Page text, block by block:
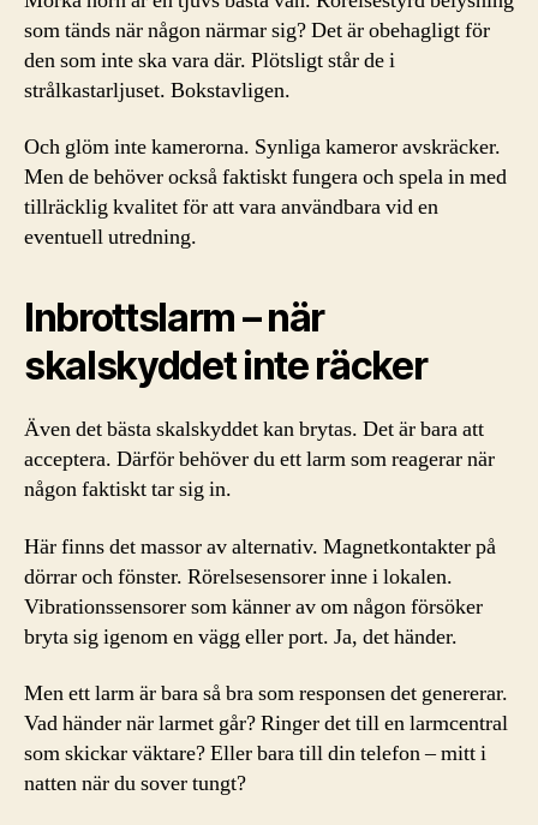
som tänds när någon närmar sig? Det är obehagligt för
den som inte ska vara där. Plötsligt står de i
strålkastarljuset. Bokstavligen.
Och glöm inte kamerorna. Synliga kameror avskräcker.
Men de behöver också faktiskt fungera och spela in med
tillräcklig kvalitet för att vara användbara vid en
eventuell utredning.
Inbrottslarm – när
skalskyddet inte räcker
Även det bästa skalskyddet kan brytas. Det är bara att
acceptera. Därför behöver du ett larm som reagerar när
någon faktiskt tar sig in.
Här finns det massor av alternativ. Magnetkontakter på
dörrar och fönster. Rörelsesensorer inne i lokalen.
Vibrationssensorer som känner av om någon försöker
bryta sig igenom en vägg eller port. Ja, det händer.
Men ett larm är bara så bra som responsen det genererar.
Vad händer när larmet går? Ringer det till en larmcentral
som skickar väktare? Eller bara till din telefon – mitt i
natten när du sover tungt?